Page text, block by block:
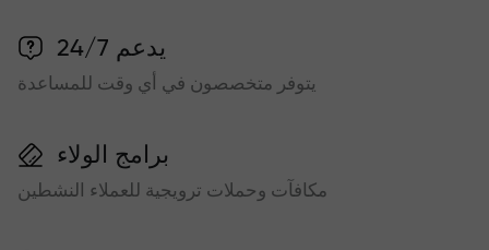
يدعم 24/7
يتوفر متخصصون في أي وقت للمساعدة
برامج الولاء
مكافآت وحملات ترويجية للعملاء النشطين